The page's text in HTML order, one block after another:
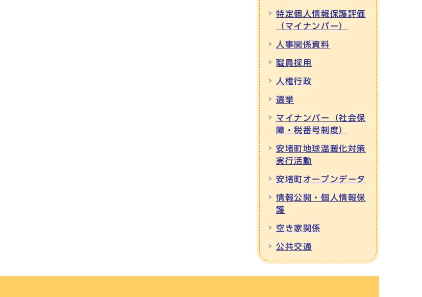
特定個人情報保護評価
（マイナンバー）
人事関係資料
職員採用
人権行政
選挙
マイナンバー（社会保
障・税番号制度）
安堵町地球温暖化対策
実行活動
安堵町オープンデータ
情報公開・個人情報保
護
空き家関係
公共交通